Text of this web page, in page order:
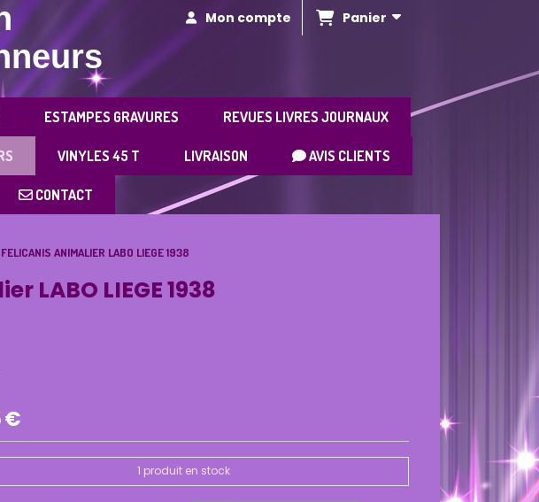
Mon compte Panier
ESTAMPES GRAVURES REVUES LIVRES JOURNAUX
VINYLES 45 T LIVRAISON AVIS CLIENTS
CONTACT
ANIMALIER LABO LIEGE 1938
LABO LIEGE 1938
€
1 produit en stock